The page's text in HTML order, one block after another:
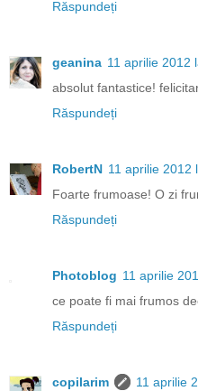
Răspundeți
geanina 11 aprilie 2012
absolut fantastice!
Răspundeți
RobertN 11 aprilie 2012
Foarte frumoase! O zi
Răspundeți
Photoblog 11 aprilie
ce poate fi mai frumos
Răspundeți
copilarim
11 aprilie